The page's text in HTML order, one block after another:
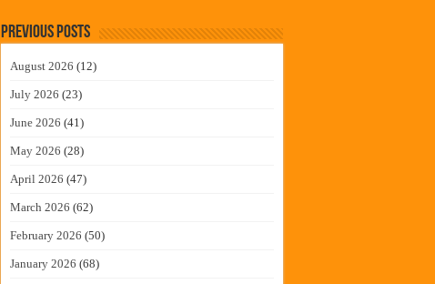
Previous Posts
August 2026 (12)
July 2026 (23)
June 2026 (41)
May 2026 (28)
April 2026 (47)
March 2026 (62)
February 2026 (50)
January 2026 (68)